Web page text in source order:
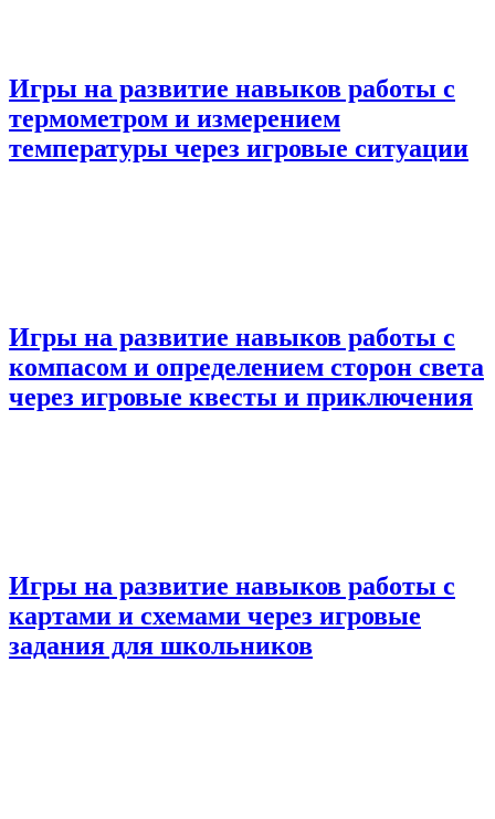
Игры на развитие навыков работы с
термометром и измерением
температуры через игровые ситуации
Игры на развитие навыков работы с
компасом и определением сторон света
через игровые квесты и приключения
Игры на развитие навыков работы с
картами и схемами через игровые
задания для школьников